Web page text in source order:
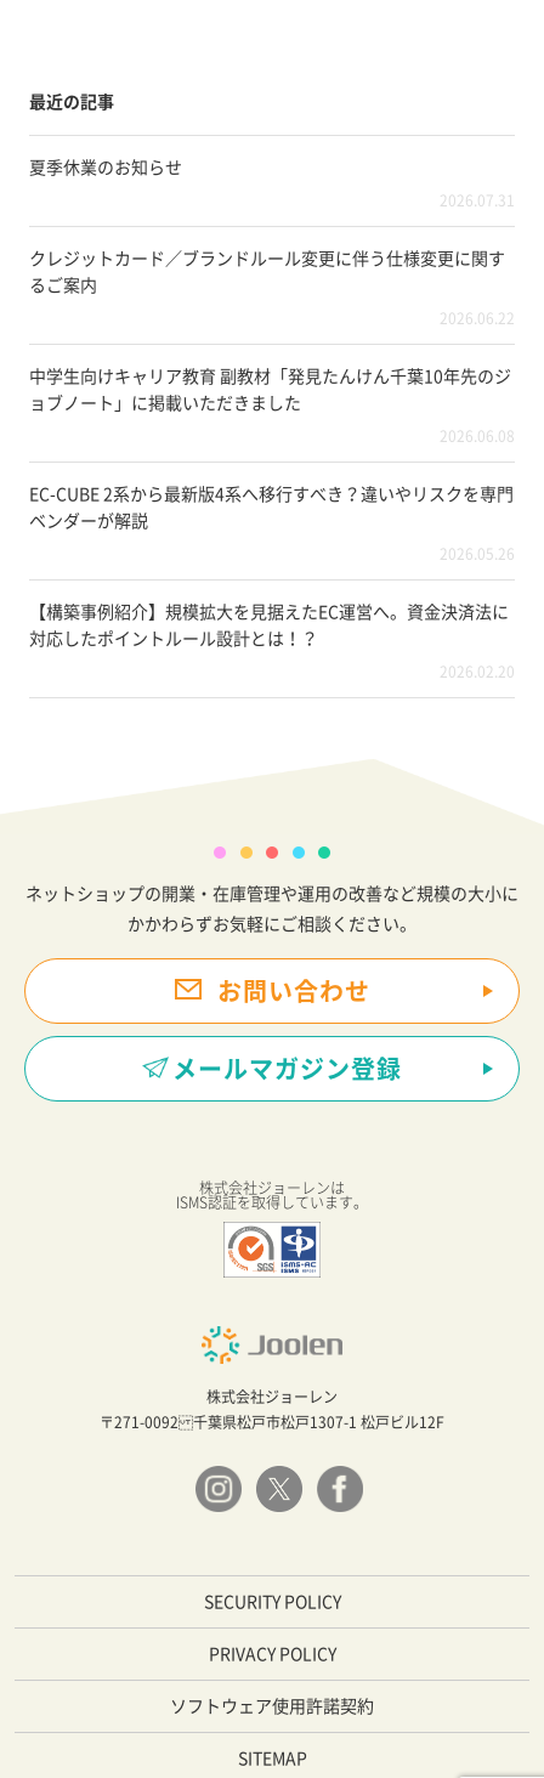
最近の記事
夏季休業のお知らせ
2026.07.31
クレジットカード／ブランドルール変更に伴う仕様変更に関す
るご案内
2026.06.22
中学生向けキャリア教育 副教材「発見たんけん千葉10年先のジ
ョブノート」に掲載いただきました
2026.06.08
EC-CUBE 2系から最新版4系へ移行すべき？違いやリスクを専門
ベンダーが解説
2026.05.26
【構築事例紹介】規模拡大を見据えたEC運営へ。資金決済法に
対応したポイントルール設計とは！？
2026.02.20
ネットショップの開業・在庫管理や運用の改善など規模の大小に
かかわらずお気軽にご相談ください。
お問い合わせ
メールマガジン登録
株式会社ジョーレンは
ISMS認証を取得しています。
株式会社ジョーレン
〒271-0092 千葉県松戸市松戸1307-1 松戸ビル12F
SECURITY POLICY
PRIVACY POLICY
ソフトウェア使用許諾契約
SITEMAP